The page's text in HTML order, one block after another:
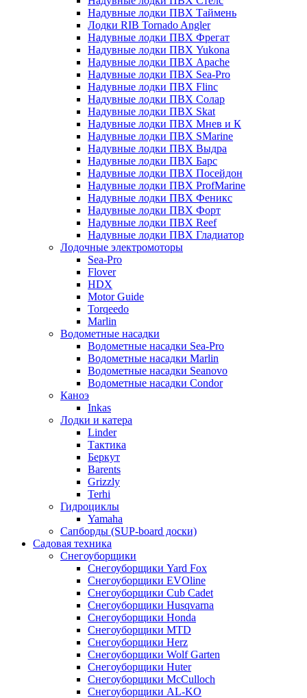
Надувные лодки ПВХ Таймень
Лодки RIB Tornado Angler
Надувные лодки ПВХ Фрегат
Надувные лодки ПВХ Yukona
Надувные лодки ПВХ Apache
Надувные лодки ПВХ Sea-Pro
Надувные лодки ПВХ Flinc
Надувные лодки ПВХ Солар
Надувные лодки ПВХ Skat
Надувные лодки ПВХ Мнев и К
Надувные лодки ПВХ SMarine
Надувные лодки ПВХ Выдра
Надувные лодки ПВХ Барс
Надувные лодки ПВХ Посейдон
Надувные лодки ПВХ ProfMarine
Надувные лодки ПВХ Феникс
Надувные лодки ПВХ Форт
Надувные лодки ПВХ Reef
Надувные лодки ПВХ Гладиатор
Лодочные электромоторы
Sea-Pro
Flover
HDX
Motor Guide
Torqeedo
Marlin
Водометные насадки
Водометные насадки Sea-Pro
Водометные насадки Marlin
Водометные насадки Seanovo
Водометные насадки Condor
Каноэ
Inkas
Лодки и катера
Linder
Тактика
Беркут
Barents
Grizzly
Terhi
Гидроциклы
Yamaha
Сапборды (SUP-board доски)
Садовая техника
Снегоуборщики
Снегоуборщики Yard Fox
Снегоуборщики EVOline
Снегоуборщики Cub Cadet
Снегоуборщики Husqvarna
Снегоуборщики Honda
Снегоуборщики MTD
Снегоуборщики Herz
Снегоуборщики Wolf Garten
Снегоуборщики Huter
Снегоуборщики McCulloch
Снегоуборщики AL-KO